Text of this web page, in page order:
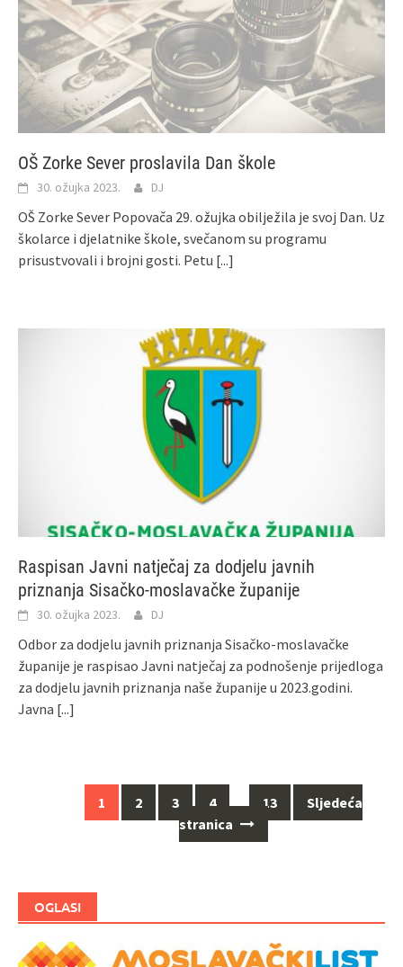
OŠ Zorke Sever proslavila Dan škole
30. ožujka 2023. DJ
OŠ Zorke Sever Popovača 29. ožujka obilježila je svoj Dan. Uz
školarce i djelatnike škole, svečanom su programu
prisustvovali i brojni gosti. Petu [...]
Raspisan Javni natječaj za dodjelu javnih
priznanja Sisačko-moslavačke županije
30. ožujka 2023. DJ
Odbor za dodjelu javnih priznanja Sisačko-moslavačke
županije je raspisao Javni natječaj za podnošenje prijedloga
za dodjelu javnih priznanja naše županije u 2023.godini.
Javna [...]
Navigacija
1 2 3 4 … 13
Sljedeća
stranica
OGLASI